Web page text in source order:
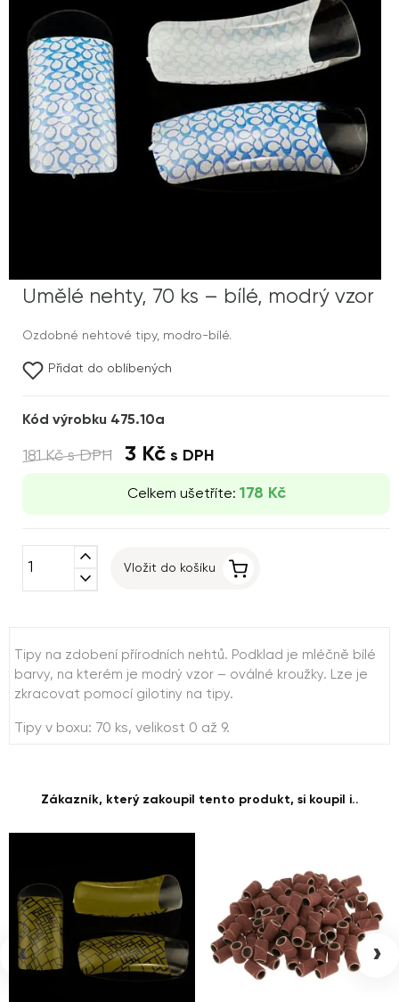
Umělé nehty, 70 ks – bílé, modrý vzor
Ozdobné nehtové tipy, modro-bílé.
Přidat do oblíbených
Kód výrobku 475.10a
181 Kčs DPH 3 Kč s DPH
Celkem ušetříte: 178 Kč
expand_less
expand_more
Vložit do košíku
Tipy na zdobení přírodních nehtů. Podklad je mléčně bílé
barvy, na kterém je modrý vzor – oválné kroužky. Lze je
zkracovat pomocí gilotiny na tipy.
Tipy v boxu: 70 ks, velikost 0 až 9.
Zákazník, který zakoupil tento produkt, si koupil i..
‹ ›